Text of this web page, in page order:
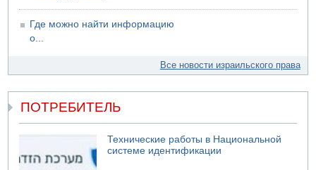
Где можно найти информацию
о...
Все новости израильского права
ПОТРЕБИТЕЛЬ
Технические работы в Национальной
системе идентификации